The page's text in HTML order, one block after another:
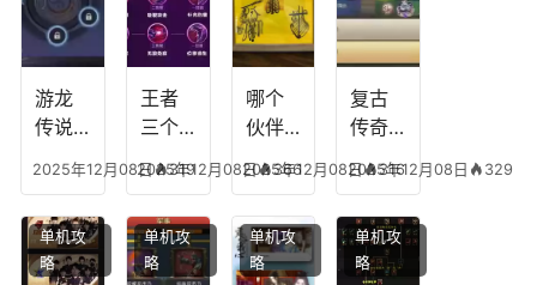
游龙
传说
能，
游龙
传说
2025年12月08日 319
王者
三个
加
点，
王者
技能
2025年12月08日 366
哪个
伙伴
心符
技
能，
失心
2025年12月08日 316
复古
传奇
平民
搭配
阵
容，
2025年12月08日 329
单机攻
略
单机攻
略
单机攻
略
单机攻
略